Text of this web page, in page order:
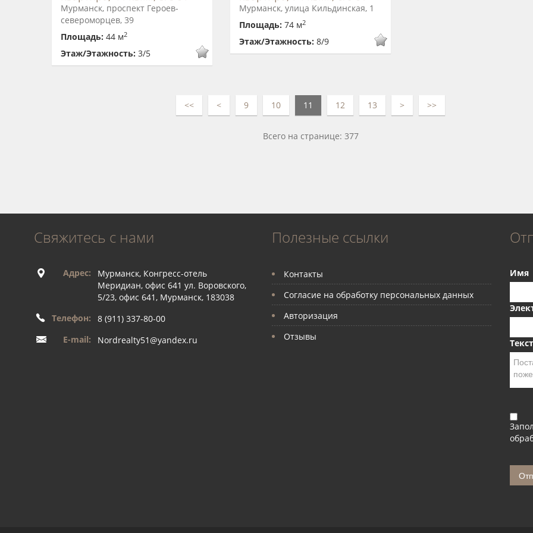
Мурманск, проспект Героев-
североморцев, 39
Площадь: 44 м2
Этаж/Этажность: 3/5
Мурманск, улица Кильдинская, 1
Площадь: 74 м2
Этаж/Этажность: 8/9
<< < 9 10 11 12 13 > >>
Всего на странице: 377
Свяжитесь с нами
Адрес:
Мурманск, Конгресс-отель
Меридиан, офис 641 ул. Воровского,
5/23, офис 641, Мурманск, 183038
Телефон:
8 (911) 337-80-00
E-mail:
Nordrealty51@yandex.ru
Полезные ссылки
Контакты
Согласие на обработку персональных данных
Авторизация
Отзывы
Имя
Текст